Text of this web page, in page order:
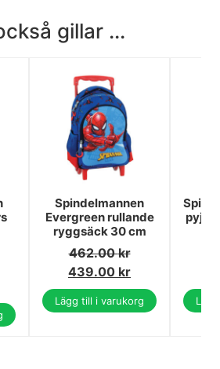
gillar ...
Spindelmannen
Evergreen rullande
ryggsäck 30 cm
462.00kr
439.00 kr
Lägg till i varukorg